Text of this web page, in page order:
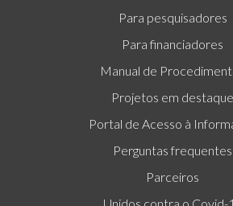
Para pesquisadores
Para financiadores
Manual de
Projetos em destaque
Portal de Acesso à
Perguntas frequentes
Parceiros